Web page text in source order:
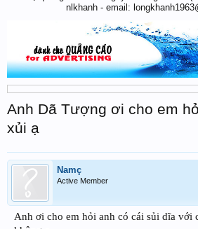
nlkhanh - email:
Anh Dã Tượng ơi cho em
xủi ạ
Namç
Active Member
Anh ơi cho em hỏi anh có cái sủi dĩa với